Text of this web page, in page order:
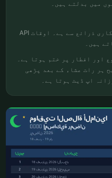
امساکیہ ڈیٹا Diyanet کے سرکاری ذرائع سے ہے۔ اوقات API
ہیں۔
اور افطار پر ختم ہوتا ہے۔
ہر رات عشاء کے بعد پڑھی